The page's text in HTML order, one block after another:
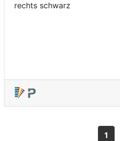
rechts schwarz
1